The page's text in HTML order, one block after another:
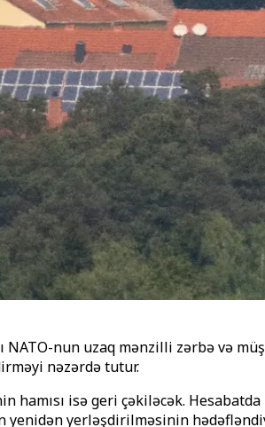
nun uzaq mənzilli zərbə və
nəzərdə tutur.
isə geri çəkiləcək. Hesabatda
yenidən yerləşdirilməsinin